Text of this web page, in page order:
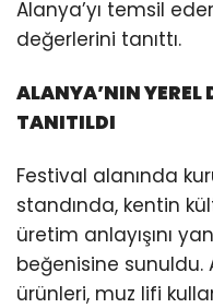
Alanya’yı temsil
değerlerini tanıttı.
ALANYA’NIN YEREL
TANITILDI
Festival alanında
standında, kentin
üretim anlayışını
beğenisine sunuldu.
ürünleri, muz lifi